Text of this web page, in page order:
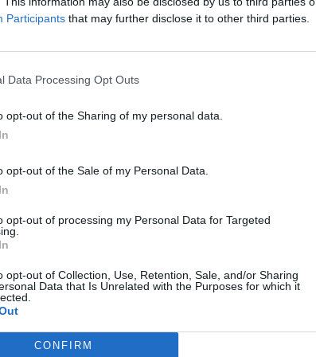
Participants that may further disclose it to other third parties.
Data Processing Opt Outs
opt-out of the Sharing of my personal data.
opt-out of the Sale of my Personal Data.
opt-out of processing my Personal Data for Targeted
opt-out of Collection, Use, Retention, Sale, and/or Sharing
Data that Is Unrelated with the Purposes for which it
CONFIRM
várható változásokról a Portfolio június 7-i
portfolio.hu hírarchívumához tartozik, melynek
tartalmazza:
elmúlt 2 év napon belüli
Előfizetés
VAGY? BEJELENTKEZÉS